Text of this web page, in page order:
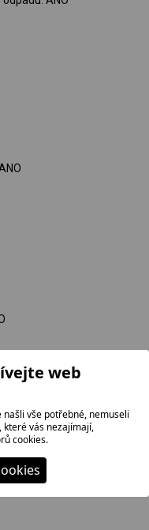
web
vše potřebné, nemuseli
které vás nezajímají,
cookies.